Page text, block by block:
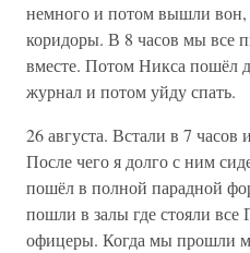
немного и потом вышли
коридоры. В 8 часов мы все
вместе. Потом Никса пошёл
журнал и потом уйду спать.
26 августа. Встали в 7
После чего я долго с ним
пошёл в полной парадной
пошли в залы где стояли
офицеры. Когда мы прошли